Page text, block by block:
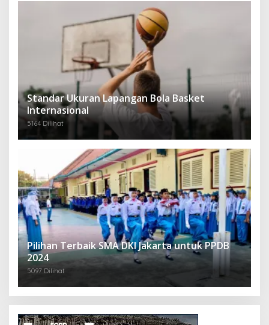
Standar Ukuran Lapangan Bola Basket
Internasional
5164 Dilihat
Pilihan Terbaik SMA DKI Jakarta untuk PPDB
2024
5097 Dilihat